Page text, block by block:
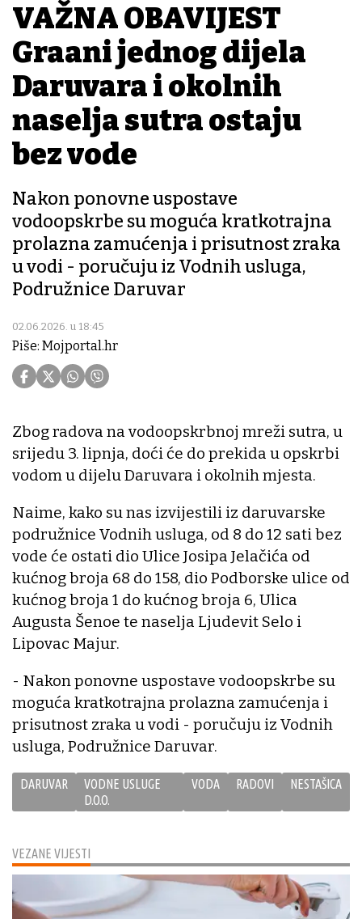
VAŽNA OBAVIJEST
Građani jednog dijela
Daruvara i okolnih
naselja sutra ostaju
bez vode
Nakon ponovne uspostave
vodoopskrbe su moguća kratkotrajna
prolazna zamućenja i prisutnost zraka
u vodi - poručuju iz Vodnih usluga,
Podružnice Daruvar
02.06.2026. u 18:45
Piše: Mojportal.hr
VEZANE VIJESTI
Zbog radova na vodoopskrbnoj mreži sutra, u
srijedu 3. lipnja, doći će do prekida u opskrbi
vodom u dijelu Daruvara i okolnih mjesta.
Naime, kako su nas izvijestili iz daruvarske
podružnice Vodnih usluga, od 8 do 12 sati bez
vode će ostati dio Ulice Josipa Jelačića od
kućnog broja 68 do 158, dio Podborske ulice od
kućnog broja 1 do kućnog broja 6, Ulica
Augusta Šenoe te naselja Ljudevit Selo i
Lipovac Majur.
- Nakon ponovne uspostave vodoopskrbe su
moguća kratkotrajna prolazna zamućenja i
prisutnost zraka u vodi - poručuju iz Vodnih
usluga, Podružnice Daruvar.
DARUVAR
VODNE USLUGE
D.O.O.
VODA RADOVI NESTAŠICA